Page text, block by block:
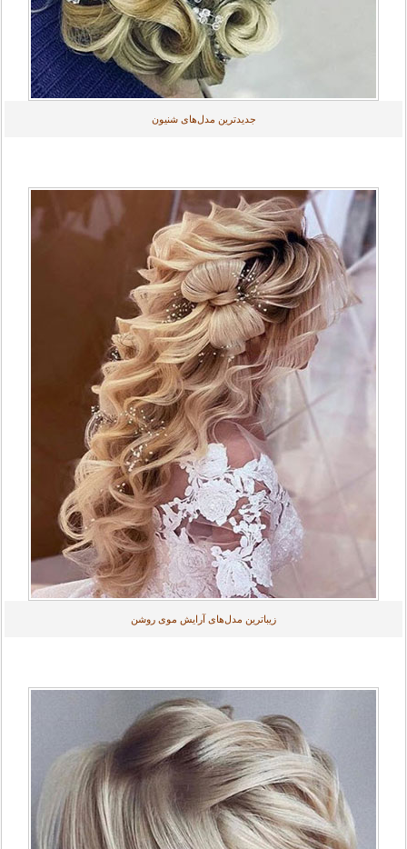
جدیدترین مدل‌های شنیون
زیباترین مدل‌های آرایش موی روشن